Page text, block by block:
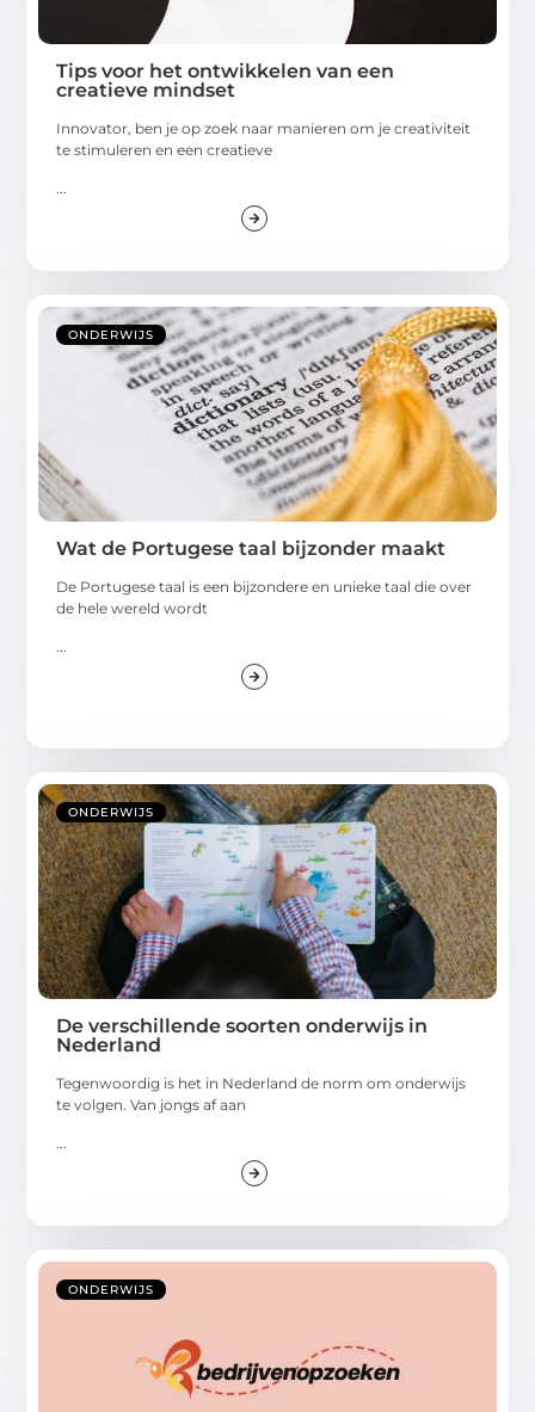
Tips voor het ontwikkelen van een
creatieve mindset
Innovator, ben je op zoek naar manieren om je creativiteit
te stimuleren en een creatieve
...
ONDERWIJS
Wat de Portugese taal bijzonder maakt
De Portugese taal is een bijzondere en unieke taal die over
de hele wereld wordt
...
ONDERWIJS
De verschillende soorten onderwijs in
Nederland
Tegenwoordig is het in Nederland de norm om onderwijs
te volgen. Van jongs af aan
...
ONDERWIJS